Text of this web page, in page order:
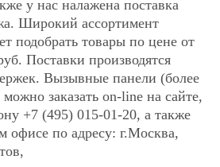
к заказу
к заказу
у нас налажена поставка
Широкий ассортимент
подобрать товары по цене от
Поставки производятся
Вызывные панели (более
заказать on-line на сайте,
+7 (495) 015-01-20, а также
офисе по адресу: г.Москва,